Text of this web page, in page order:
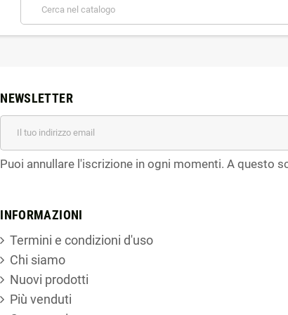
NEWSLETTER
Puoi annullare l'iscrizione in ogni momenti. A questo
INFORMAZIONI
Termini e condizioni d'uso
Chi siamo
Nuovi prodotti
Più venduti